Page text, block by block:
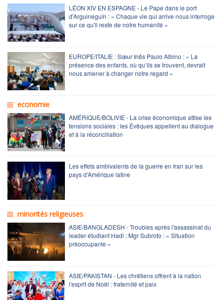
LÉON XIV EN ESPAGNE - Le Pape dans le port
d'Arguineguín : « Chaque vie qui arrive nous interroge
sur ce qu'il reste de notre humanité »
EUROPE/ITALIE : Sœur Inês Paulo Albino : « La
présence des enfants, où qu’ils se trouvent, devrait
nous amener à changer notre regard »
economie
AMÉRIQUE/BOLIVIE - La crise économique attise les
tensions sociales : les Évêques appellent au dialogue
et à la réconciliation
Les effets ambivalents de la guerre en Iran sur les
pays d'Amérique latine
minorités religieuses
ASIE/BANGLADESH - Troubles après l'assassinat du
leader étudiant Hadi ; Mgr Subroto : « Situation
préoccupante »
ASIE/PAKISTAN - Les chrétiens offrent à la nation
l'esprit de Noël : fraternité et paix